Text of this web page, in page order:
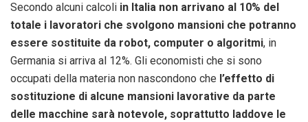
Secondo alcuni calcoli in Italia non arrivano al 10% del
totale i lavoratori che svolgono mansioni che potranno
essere sostituite da robot, computer o algoritmi, in
Germania si arriva al 12%. Gli economisti che si sono
occupati della materia non nascondono che l’effetto di
sostituzione di alcune mansioni lavorative da parte
delle macchine sarà notevole, soprattutto laddove le